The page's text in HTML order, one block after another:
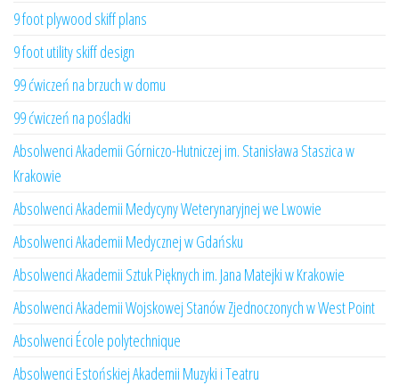
9 foot plywood skiff plans
9 foot utility skiff design
99 ćwiczeń na brzuch w domu
99 ćwiczeń na pośladki
Absolwenci Akademii Górniczo-Hutniczej im. Stanisława Staszica w
Krakowie
Absolwenci Akademii Medycyny Weterynaryjnej we Lwowie
Absolwenci Akademii Medycznej w Gdańsku
Absolwenci Akademii Sztuk Pięknych im. Jana Matejki w Krakowie
Absolwenci Akademii Wojskowej Stanów Zjednoczonych w West Point
Absolwenci École polytechnique
Absolwenci Estońskiej Akademii Muzyki i Teatru